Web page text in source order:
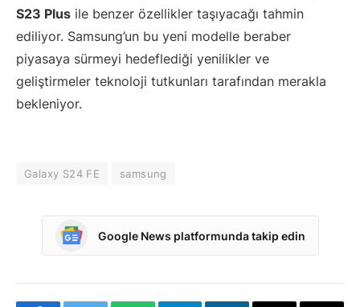
S23 Plus ile benzer özellikler taşıyacağı tahmin
ediliyor. Samsung’un bu yeni modelle beraber
piyasaya sürmeyi hedeflediği yenilikler ve
geliştirmeler teknoloji tutkunları tarafından merakla
bekleniyor.
Galaxy S24 FE samsung
Google News platformunda takip edin